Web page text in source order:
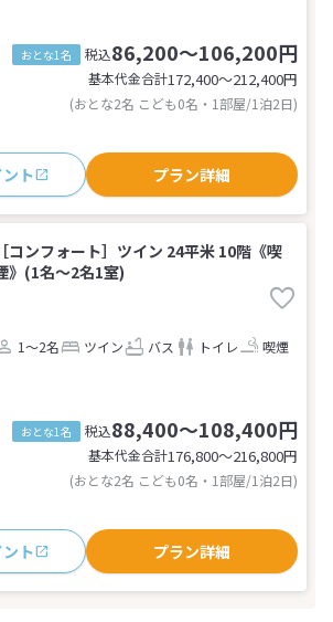
おとな1名 税込86,200～106,200円
基本代金合計172,400〜212,400円
(おとな2名 こども0名・1部屋/1泊2日)
ト プラン詳細
［コンフォート］ツイン 24平米 10階《喫
》(1名～2名1室)
1～2名 ツイン バス トイレ 喫煙
おとな1名 税込88,400～108,400円
基本代金合計176,800〜216,800円
(おとな2名 こども0名・1部屋/1泊2日)
ト プラン詳細